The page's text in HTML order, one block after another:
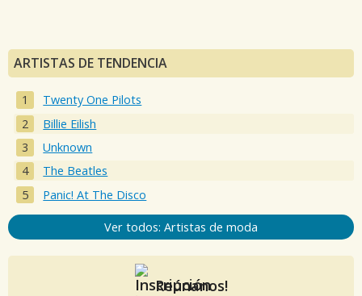
ARTISTAS DE TENDENCIA
Twenty One Pilots
Billie Eilish
Unknown
The Beatles
Panic! At The Disco
Ver todos: Artistas de moda
Reúnanos!